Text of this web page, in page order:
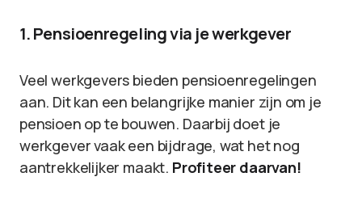
1. Pensioenregeling via je werkgever
Veel werkgevers bieden pensioenregelingen
aan. Dit kan een belangrijke manier zijn om je
pensioen op te bouwen. Daarbij doet je
werkgever vaak een bijdrage, wat het nog
aantrekkelijker maakt. Profiteer daarvan!